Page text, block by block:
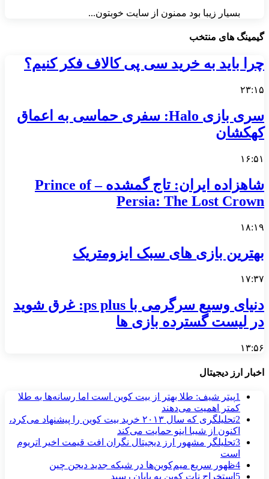
بسیار زیبا بود ممنون از سایت خوبتون...
گیمینگ های منتخب
چرا باید به خرید سی پی کالاف فکر کنیم؟
۲۳:۱۵
سری بازی Halo: سفری حماسی به اعماق
کهکشان
۱۶:۵۱
شاهزاده ایران: تاج گمشده – Prince of
Persia: The Lost Crown
۱۸:۱۹
بهترین بازی های سبک ایزومتریک
۱۷:۳۷
دنیای وسیع سرگرمی با ps plus: غرق شوید
در لیست گسترده بازی ها
۱۳:۵۶
اخبار ارز دیجیتال
1پیتر شیف: طلا بهتر از بیت کوین است اما رسانه‌ها به طلا
کمتر اهمیت می‌دهند
2
تحلیلگری که سال ۲۰۱۳ خرید بیت کوین را پیشنهاد می‌کرد،
اکنون از شیبا اینو حمایت می‌کند
3تحلیلگر مشهور ارز دیجیتال نگران افت قیمت اخیر اتریوم
است
4ظهور سریع میم‌کوین‌ها در شبکه جدید دیجن چین
5 استخراج نات کوین به پایان رسید